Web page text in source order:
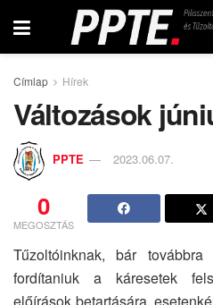
Címlap Hírek
Változások
PPTE 2023.06.07.
0
MEGOSZTÁS
Tűzoltóinknak, bár
fordítaniuk a káresetek
előírások betartására,